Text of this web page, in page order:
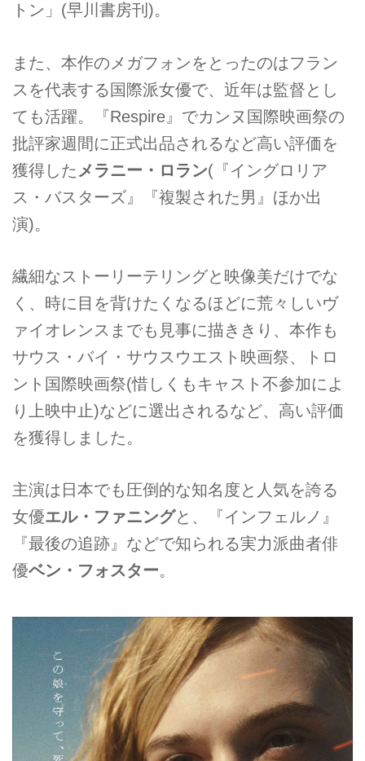
トン」(早川書房刊)。
また、本作のメガフォンをとったのはフラン
スを代表する国際派女優で、近年は監督とし
ても活躍。『Respire』でカンヌ国際映画祭の
批評家週間に正式出品されるなど高い評価を
獲得した メラニー・ロラン(『イングロリア
ス・バスターズ』『複製された男』ほか出
演)。
繊細なストーリーテリングと映像美だけでな
く、時に目を背けたくなるほどに荒々しいヴ
ァイオレンスまでも見事に描ききり、本作も
サウス・バイ・サウスウエスト映画祭、トロ
ント国際映画祭(惜しくもキャスト不参加によ
り上映中止)などに選出されるなど、高い評価
を獲得しました。
主演は日本でも圧倒的な知名度と人気を誇る
女優エル・ファニングと、『インフェルノ』
『最後の追跡』などで知られる実力派曲者俳
優ベン・フォスター。